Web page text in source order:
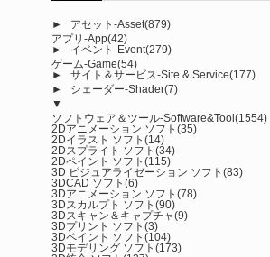
► アセット-Asset(879)
アプリ-App(42)
►
イベント-Event(279)
ゲーム-Game(54)
►
サイト＆サービス-Site & Service(177)
►
シェーダー-Shader(7)
▼
ソフトウェア＆ツール-Software&Tool(1554)
2Dアニメーション ソフト (35)
2Dイラスト ソフト (14)
2Dスプライト ソフト (34)
2Dペイント ソフト (115)
3D ビジュアライゼーション ソフト (83)
3DCAD ソフト (6)
3Dアニメーション ソフト (78)
3Dスカルプト ソフト (90)
3Dスキャン＆キャプチャ(9)
3Dプリント ソフト (3)
3Dペイント ソフト (104)
3Dモデリング ソフト (173)